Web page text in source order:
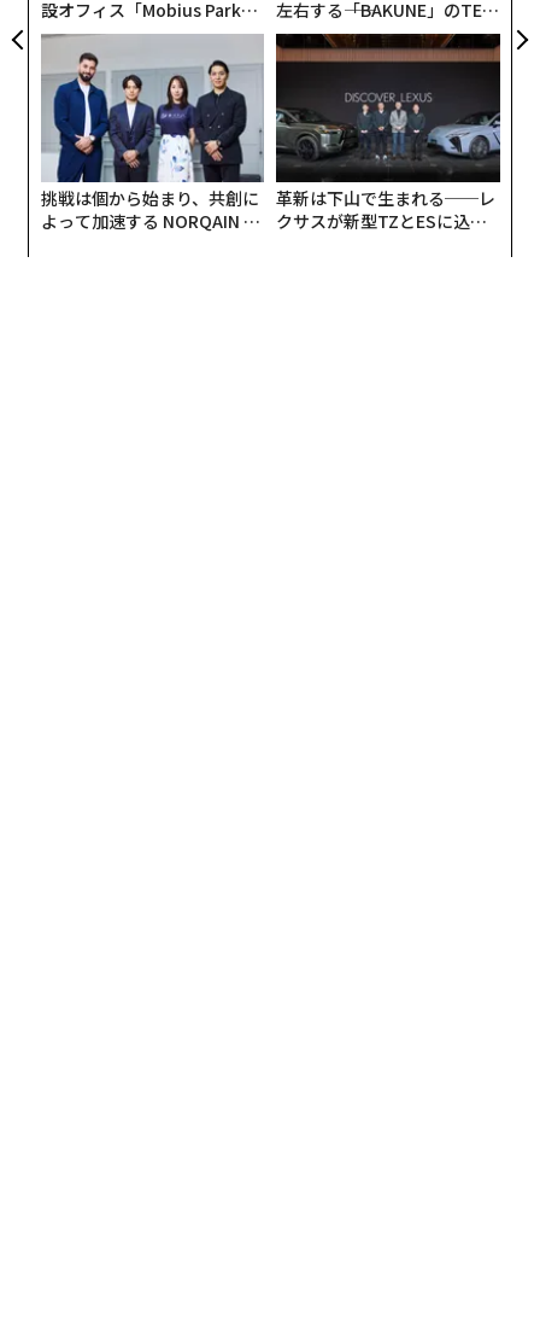
設オフィス「Mobius Park」
がオープン──タマディック
が健康経営を徹底する理由
左右する――「BAKUNE」のTEN
TIALが支える「挑戦者の明
日」
挑戦は個から始まり、共創に
よって加速する NORQAIN JA
革新は下山で生まれる──レ
クサスが新型TZとESに込め